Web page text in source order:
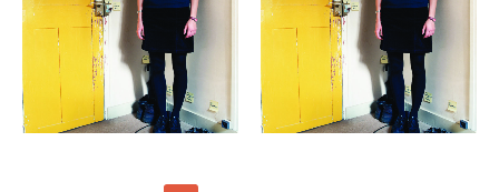
PROUST » 19 NOVEMBRE
2022 À 17H
ÉVÉNEMENTS ARCHIVES
PROUST » 18.11.2022-
30.03.2023
ÉVÉNEMENTS ARCHIVES